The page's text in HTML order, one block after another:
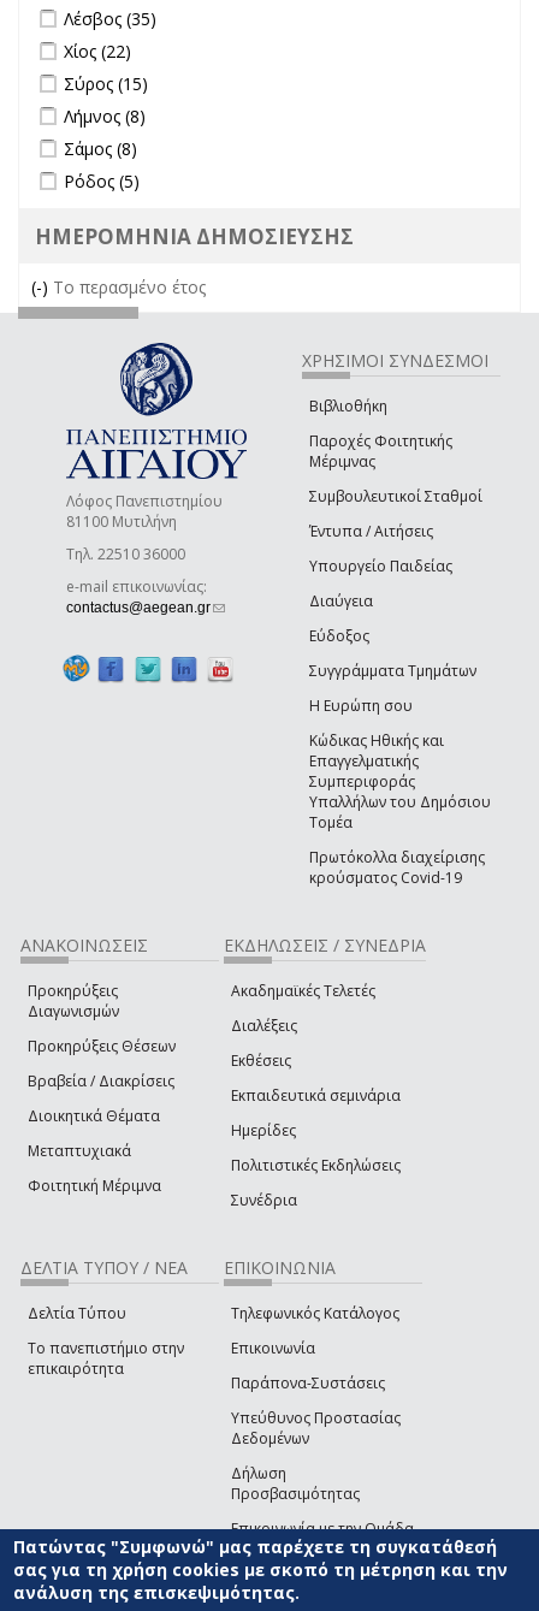
Apply Λέσβος filter
Λέσβος (35)
Apply Χίος filter
Χίος (22)
Apply Σύρος filter
Σύρος (15)
Apply Λήμνος filter
Λήμνος (8)
Apply Σάμος filter
Σάμος (8)
Apply Ρόδος filter
Ρόδος (5)
ΗΜΕΡΟΜΗΝΙΑ ΔΗΜΟΣΙΕΥΣΗΣ
(-) Remove Το περασμένο έτος filter
Το περασμένο έτος
Λόφος Πανεπιστημίου
81100 Μυτιλήνη
Τηλ. 22510 36000
e-mail επικοινωνίας:
contactus@aegean.gr(link sends e-mail)
ΧΡΗΣΙΜΟΙ ΣΥΝΔΕΣΜΟΙ
Βιβλιοθήκη
Παροχές Φοιτητικής
Μέριμνας
Συμβουλευτικοί Σταθμοί
Έντυπα / Αιτήσεις
Υπουργείο Παιδείας
Διαύγεια
Εύδοξος
Συγγράμματα Τμημάτων
Η Ευρώπη σου
Κώδικας Ηθικής και
Επαγγελματικής
Συμπεριφοράς
Υπαλλήλων του Δημόσιου
Τομέα
Πρωτόκολλα διαχείρισης
κρούσματος Covid-19
ΑΝΑΚΟΙΝΩΣΕΙΣ
Προκηρύξεις
Διαγωνισμών
Προκηρύξεις Θέσεων
Βραβεία / Διακρίσεις
Διοικητικά Θέματα
Μεταπτυχιακά
Φοιτητική Μέριμνα
ΕΚΔΗΛΩΣΕΙΣ / ΣΥΝΕΔΡΙΑ
Ακαδημαϊκές Τελετές
Διαλέξεις
Εκθέσεις
Εκπαιδευτικά σεμινάρια
Ημερίδες
Πολιτιστικές Εκδηλώσεις
Συνέδρια
ΔΕΛΤΙΑ ΤΥΠΟΥ / ΝΕΑ
Δελτία Τύπου
Το πανεπιστήμιο στην
επικαιρότητα
ΕΠΙΚΟΙΝΩΝΙΑ
Τηλεφωνικός Κατάλογος
Επικοινωνία
Παράπονα-Συστάσεις
Υπεύθυνος Προστασίας
Δεδομένων
Δήλωση
Προσβασιμότητας
Επικοινωνία με την Ομάδα
Ανάπτυξης του site(link sends e-mail)
© ΠΑΝΕΠΙΣΤΗΜΙΟ ΑΙΓΑΙΟΥ ΟΡΟΙ ΧΡΗΣΗΣ
Πατώντας "Συμφωνώ" μας παρέχετε τη συγκατάθεσή
σας για τη χρήση cookies με σκοπό τη μέτρηση και την
ανάλυση της επισκεψιμότητας.